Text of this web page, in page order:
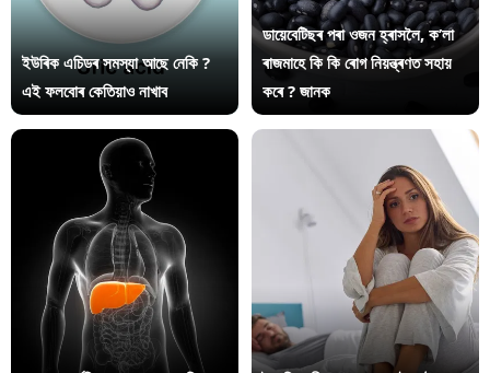
ইউৰিক এচিডৰ সমস্যা আছে নেকি ?
এই ফলবোৰ কেতিয়াও নাখাব
ডায়েবেটিছৰ পৰা ওজন হ্ৰাসলৈ, ক’লা
ৰাজমাহে কি কি ৰোগ নিয়ন্ত্ৰণত সহায়
কৰে ? জানক